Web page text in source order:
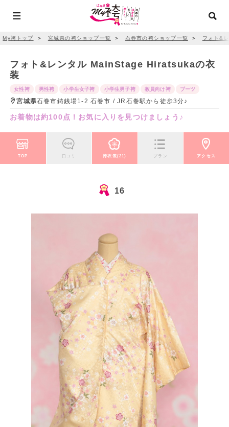
My袴トップ ＞ 宮城県の袴ショップ一覧 ＞ 石巻市の袴ショップ一覧 ＞ フォト&
フォト&レンタル MainStage Hiratsukaの衣
装
女性袴 男性袴 小学生女子袴 小学生男子袴 教員向け袴 ブーツ
宮城県石巻市鋳銭場1-2 石巻市 / JR石巻駅から徒歩3分♪
お着物は約100点！お気に入りを見つけましょう♪
TOP 口コミ 袴衣装(21) プラン アクセス
16